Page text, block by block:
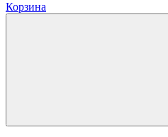
Корзина